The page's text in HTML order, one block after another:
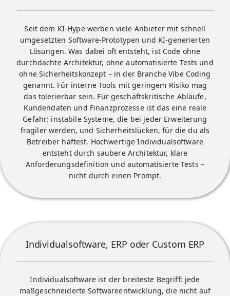
Seit dem KI-Hype werben viele Anbieter mit schnell
umgesetzten Software-Prototypen und KI-generierten
Lösungen. Was dabei oft entsteht, ist Code ohne
durchdachte Architektur, ohne automatisierte Tests und
ohne Sicherheitskonzept – in der Branche Vibe Coding
genannt. Für interne Tools mit geringem Risiko mag
das tolerierbar sein. Für geschäftskritische Abläufe,
Kundendaten und Finanzprozesse ist das eine reale
Gefahr: instabile Systeme, die bei jeder Erweiterung
fragiler werden, und Sicherheitslücken, für die du als
Betreiber haftest. Hochwertige Individualsoftware
entsteht durch saubere Architektur, klare
Anforderungsdefinition und automatisierte Tests –
nicht durch einen Prompt.
Individualsoftware, ERP oder Custom ERP
Individualsoftware ist der breiteste Begriff: jede
maßgeschneiderte Softwareentwicklung, die nicht auf